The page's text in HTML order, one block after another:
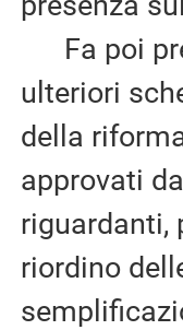
Fa poi
ulteriori
della
approvati
riguardanti,
riordino